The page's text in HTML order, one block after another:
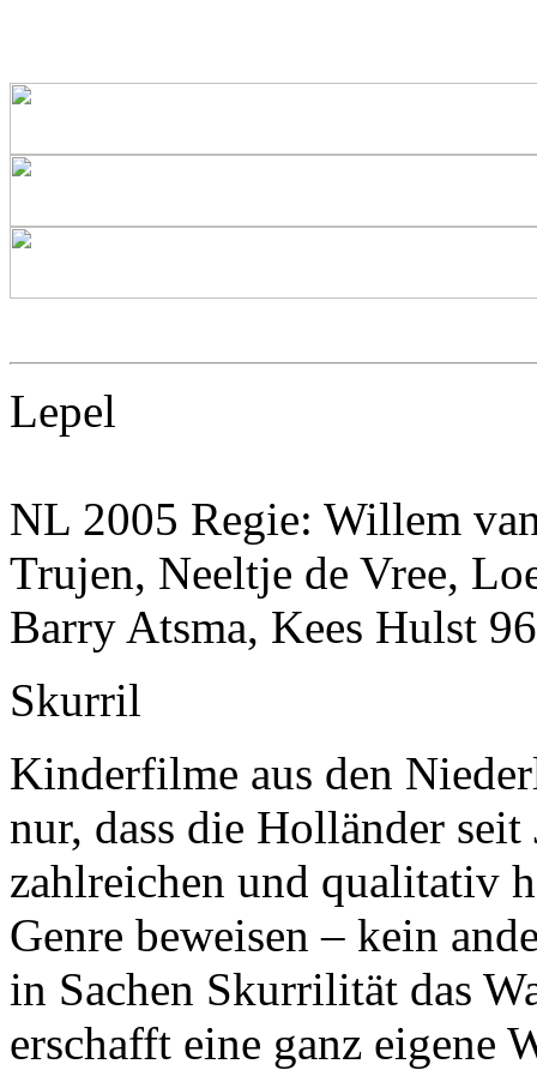
Lepel
NL 2005 Regie: Willem
Trujen, Neeltje de Vree,
Barry Atsma, Kees Hulst
Skurril
Kinderfilme aus den
nur, dass die Holländer
zahlreichen und qualitativ
Genre beweisen – kein
in Sachen Skurrilität das
erschafft eine ganz eigene